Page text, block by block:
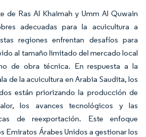
de Ras Al Khaimah y Umm Al Quwain
adecuadas para la acuicultura a
regiones enfrentan desafíos para
al tamaño limitado del mercado local
de obra técnica. En respuesta a la
de la acuicultura en Arabia Saudita, los
están priorizando la producción de
los avances tecnológicos y las
de reexportación. Este enfoque
Emiratos Árabes Unidos a gestionar los